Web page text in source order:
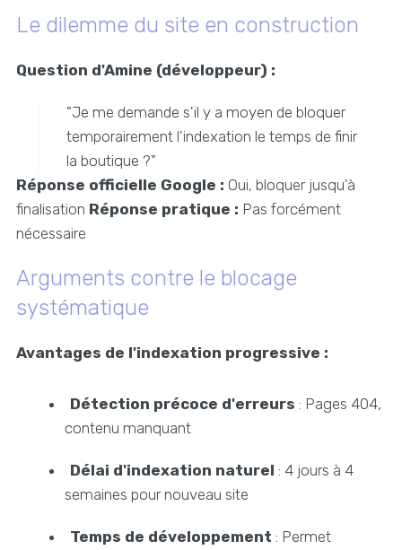
Le dilemme du site en construction
Question d'Amine (développeur) :
"Je me demande s'il y a moyen de bloquer
temporairement l'indexation le temps de finir
la boutique ?"
Réponse officielle Google : Oui, bloquer jusqu'à
finalisation Réponse pratique : Pas forcément
nécessaire
Arguments contre le blocage
systématique
Avantages de l'indexation progressive :
Détection précoce d'erreurs : Pages 404,
contenu manquant
Délai d'indexation naturel : 4 jours à 4
semaines pour nouveau site
Temps de développement : Permet